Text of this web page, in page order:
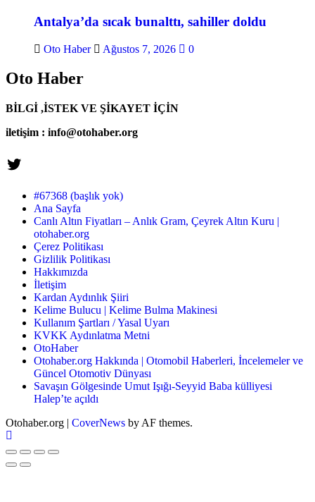
Antalya’da sıcak bunalttı, sahiller doldu
Oto Haber Ağustos 7, 2026 0
Oto Haber
BİLGİ ,İSTEK VE ŞİKAYET İÇİN
iletişim : info@otohaber.org
#67368 (başlık yok)
Ana Sayfa
Canlı Altın Fiyatları – Anlık Gram, Çeyrek Altın Kuru |
otohaber.org
Çerez Politikası
Gizlilik Politikası
Hakkımızda
İletişim
Kardan Aydınlık Şiiri
Kelime Bulucu | Kelime Bulma Makinesi
Kullanım Şartları / Yasal Uyarı
KVKK Aydınlatma Metni
OtoHaber
Otohaber.org Hakkında | Otomobil Haberleri, İncelemeler ve
Güncel Otomotiv Dünyası
Savaşın Gölgesinde Umut Işığı-Seyyid Baba külliyesi
Halep’te açıldı
Otohaber.org | CoverNews by AF themes.